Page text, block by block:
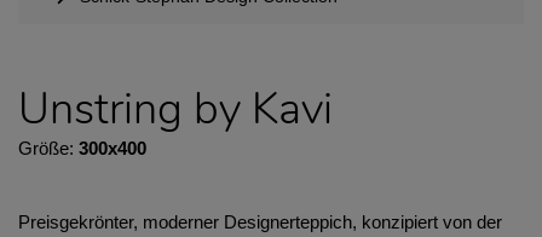
Unstring by Kavi
Größe: 300x400
Preisgekrönter, moderner Designerteppich, konzipiert von der